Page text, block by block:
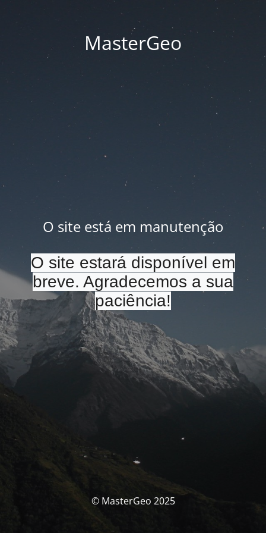
MasterGeo
O site está em manutenção
O site estará disponível em
breve. Agradecemos a sua
paciência!
© MasterGeo 2025